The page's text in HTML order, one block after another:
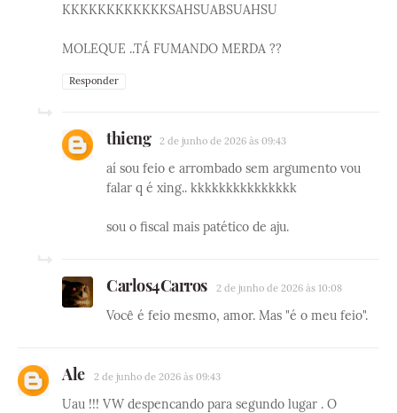
KKKKKKKKKKKKSAHSUABSUAHSU
MOLEQUE ..TÁ FUMANDO MERDA ??
Responder
thieng 2 de junho de 2026 às 09:43
aí sou feio e arrombado sem argumento vou
falar q é xing.. kkkkkkkkkkkkkkk
sou o fiscal mais patético de aju.
Carlos4Carros 2 de junho de 2026 às 10:08
Você é feio mesmo, amor. Mas "é o meu feio".
Ale 2 de junho de 2026 às 09:43
Uau !!! VW despencando para segundo lugar . O